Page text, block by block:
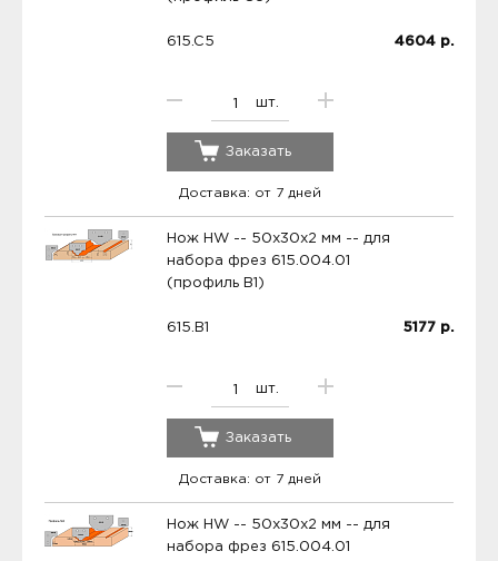
615.C5
шт.
4604 р.
Заказать
Доставка: от 7 дней
Нож HW -- 50x30x2 мм -- для
набора фрез 615.004.01
(профиль B1)
615.B1
шт.
5177 р.
Заказать
Доставка: от 7 дней
Нож HW -- 50x30x2 мм -- для
набора фрез 615.004.01